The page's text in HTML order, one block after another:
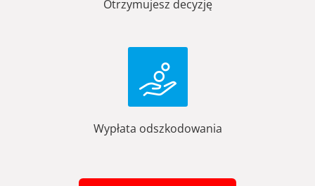
Otrzymujesz decyzję
Wypłata odszkodowania